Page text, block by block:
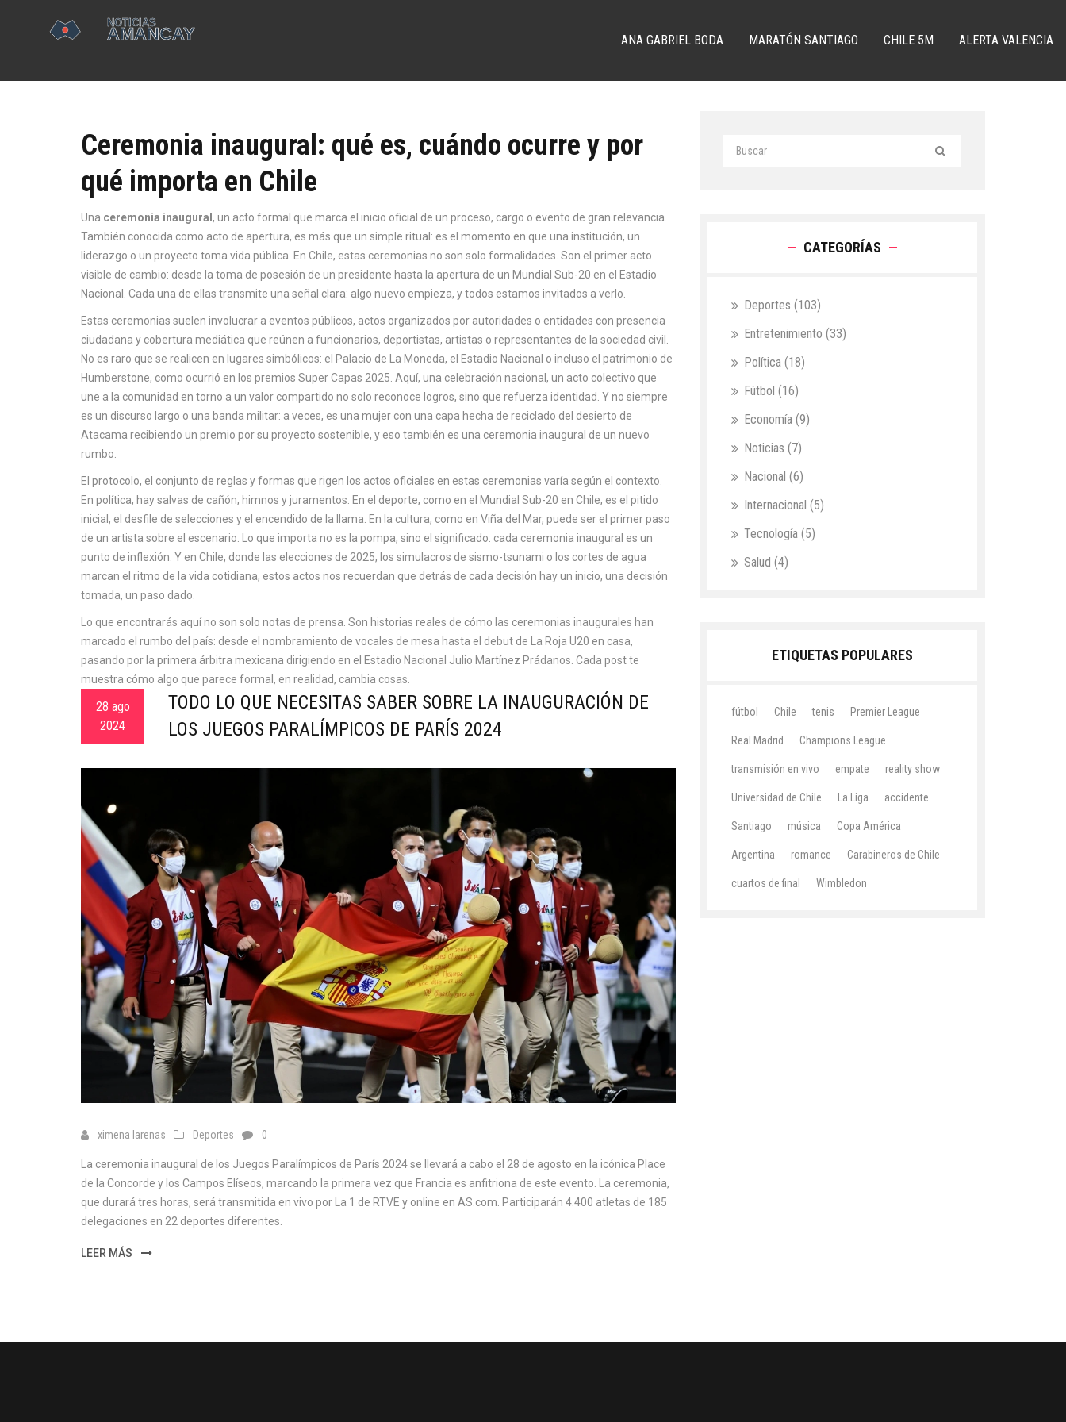
ANA GABRIEL BODA MARATÓN SANTIAGO CHILE 5M ALERTA VALENCIA
Ceremonia inaugural: qué es, cuándo ocurre y por
qué importa en Chile
Una ceremonia inaugural , un acto formal que marca el inicio oficial de un proceso, cargo o evento de gran relevancia
También conocida como acto de apertura, es más que un simple ritual: es el momento en que una institución, un
liderazgo o un proyecto toma vida pública. En Chile, estas ceremonias no son solo formalidades. Son el primer acto
visible de cambio: desde la toma de posesión de un presidente hasta la apertura de un Mundial Sub-20 en el Estadio
Nacional. Cada una de ellas transmite una señal clara: algo nuevo empieza, y todos estamos invitados a verlo.
Estas ceremonias suelen involucrar a eventos públicos, actos organizados por autoridades o entidades con presencia
ciudadana y cobertura mediática que reúnen a funcionarios, deportistas, artistas o representantes de la sociedad civil.
No es raro que se realicen en lugares simbólicos: el Palacio de La Moneda, el Estadio Nacional o incluso el patrimonio de
Humberstone, como ocurrió en los premios Super Capas 2025. Aquí, una celebración nacional , un acto colectivo que
une a la comunidad en torno a un valor compartido no solo reconoce logros, sino que refuerza identidad. Y no siempre
es un discurso largo o una banda militar: a veces, es una mujer con una capa hecha de reciclado del desierto de
Atacama recibiendo un premio por su proyecto sostenible, y eso también es una ceremonia inaugural de un nuevo
rumbo.
El protocolo, el conjunto de reglas y formas que rigen los actos oficiales en estas ceremonias varía según el contexto.
En política, hay salvas de cañón, himnos y juramentos. En el deporte, como en el Mundial Sub-20 en Chile, es el pitido
inicial, el desfile de selecciones y el encendido de la llama. En la cultura, como en Viña del Mar, puede ser el primer paso
de un artista sobre el escenario. Lo que importa no es la pompa, sino el significado: cada ceremonia inaugural es un
punto de inflexión. Y en Chile, donde las elecciones de 2025, los simulacros de sismo-tsunami o los cortes de agua
marcan el ritmo de la vida cotidiana, estos actos nos recuerdan que detrás de cada decisión hay un inicio, una decisión
tomada, un paso dado.
Lo que encontrarás aquí no son solo notas de prensa. Son historias reales de cómo las ceremonias inaugurales han
marcado el rumbo del país: desde el nombramiento de vocales de mesa hasta el debut de La Roja U20 en casa,
pasando por la primera árbitra mexicana dirigiendo en el Estadio Nacional Julio Martínez Prádanos. Cada post te
muestra cómo algo que parece formal, en realidad, cambia cosas.
28 ago
2024
TODO LO QUE NECESITAS SABER SOBRE LA INAUGURACIÓN DE
LOS JUEGOS PARALÍMPICOS DE PARÍS 2024
ximena larenas Deportes 0
La ceremonia inaugural de los Juegos Paralímpicos de París 2024 se llevará a cabo el 28 de agosto en la icónica Place
de la Concorde y los Campos Elíseos, marcando la primera vez que Francia es anfitriona de este evento. La ceremonia,
que durará tres horas, será transmitida en vivo por La 1 de RTVE y online en AS.com. Participarán 4.400 atletas de 185
delegaciones en 22 deportes diferentes.
LEER MÁS
CATEGORÍAS
Deportes (103)
Entretenimiento (33)
Política (18)
Fútbol (16)
Economía (9)
Noticias (7)
Nacional (6)
Internacional (5)
Tecnología (5)
Salud (4)
ETIQUETAS POPULARES
fútbol Chile tenis Premier League
Real Madrid Champions League
transmisión en vivo empate reality show
Universidad de Chile La Liga accidente
Santiago música Copa América
Argentina romance Carabineros de Chile
cuartos de final Wimbledon